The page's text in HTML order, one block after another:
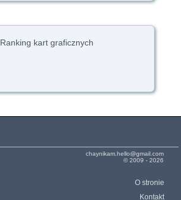
Ranking kart graficznych
chaynikam.hello@gmail.com
© 2009 - 2026
O stronie
Kontakt